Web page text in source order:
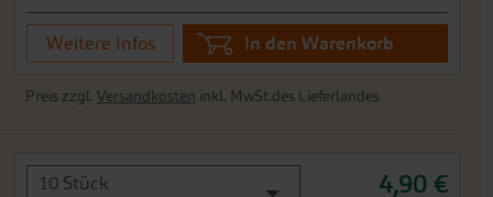
Weitere Infos In den Warenkorb
Preis zzgl.Versandkosten inkl. MwSt.des Lieferlandes
10 Stück 4,90 €